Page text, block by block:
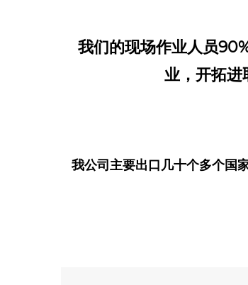
我们的现场作业人员
业，开拓进
我公司主要出口几十个多个国